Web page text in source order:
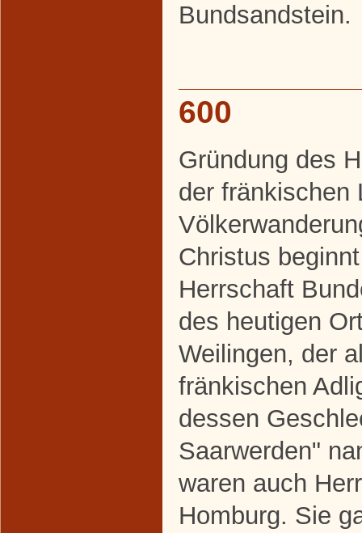
Bundsandstein.
600
Gründung des
der fränkischen
Christus
Herrschaft
des heutigen
Weilingen, der
fränkischen
dessen
Saarwerden"
waren auch
Homburg. Sie